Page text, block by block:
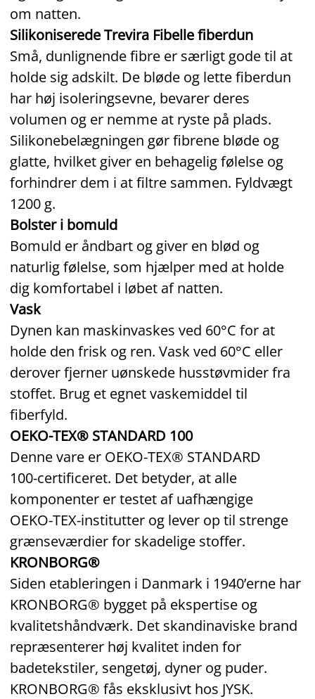
om natten.
Silikoniserede Trevira Fibelle fiberdun
Små, dunlignende fibre er særligt gode til at
holde sig adskilt. De bløde og lette fiberdun
har høj isoleringsevne, bevarer deres
volumen og er nemme at ryste på plads.
Silikonebelægningen gør fibrene bløde og
glatte, hvilket giver en behagelig følelse og
forhindrer dem i at filtre sammen. Fyldvægt
1200 g.
Bolster i bomuld
Bomuld er åndbart og giver en blød og
naturlig følelse, som hjælper med at holde
dig komfortabel i løbet af natten.
Vask
Dynen kan maskinvaskes ved 60°C for at
holde den frisk og ren. Vask ved 60°C eller
derover fjerner uønskede husstøvmider fra
stoffet. Brug et egnet vaskemiddel til
fiberfyld.
OEKO-TEX® STANDARD 100
Denne vare er OEKO‑TEX® STANDARD
100‑certificeret. Det betyder, at alle
komponenter er testet af uafhængige
OEKO‑TEX‑institutter og lever op til strenge
grænseværdier for skadelige stoffer.
KRONBORG®
Siden etableringen i Danmark i 1940’erne har
KRONBORG® bygget på ekspertise og
kvalitetshåndværk. Det skandinaviske brand
repræsenterer høj kvalitet inden for
badetekstiler, sengetøj, dyner og puder.
KRONBORG® fås eksklusivt hos JYSK.